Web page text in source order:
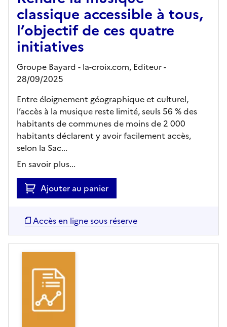
classique accessible à tous,
l’objectif de ces quatre
initiatives
Groupe Bayard - la-croix.com, Editeur-
28/09/2025
Entre éloignement géographique et culturel,
l’accès à la musique reste limité, seuls 56 % des
habitants de communes de moins de 2 000
habitants déclarent y avoir facilement accès,
selon la Sac...
En savoir plus...
Ajouter au panier
Accès en ligne sous réserve